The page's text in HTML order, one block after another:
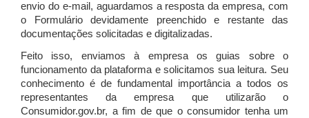
envio do e-mail, aguardamos a resposta da empresa, com
o Formulário devidamente preenchido e restante das
documentações solicitadas e digitalizadas.
Feito isso, enviamos à empresa os guias sobre o
funcionamento da plataforma e solicitamos sua leitura. Seu
conhecimento é de fundamental importância a todos os
representantes da empresa que utilizarão o
Consumidor.gov.br, a fim de que o consumidor tenha um